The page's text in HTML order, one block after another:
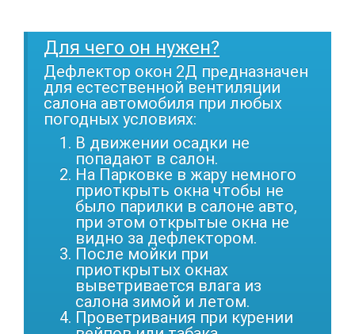
Для чего он нужен?
Дефлектор окон 2Д предназначен
для естественной вентиляции
салона автомобиля при любых
погодных условиях:
В движении осадки не
попадают в салон.
На Парковке в жару немного
приоткрыть окна чтобы не
было парилки в салоне авто,
при этом открытые окна не
видно за дефлектором.
После мойки при
приоткрытых окнах
выветривается влага из
салона зимой и летом.
Проветривания при курении